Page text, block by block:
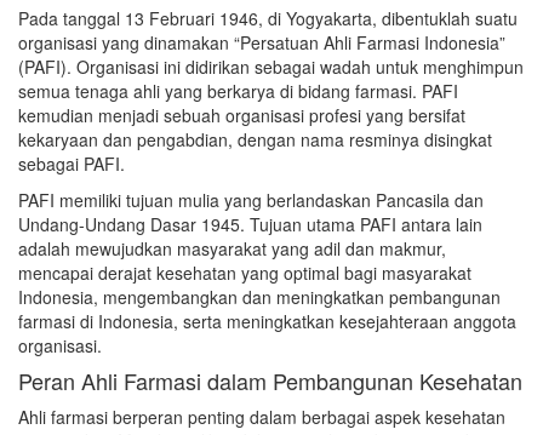
Pada tanggal 13 Februari 1946, di Yogyakarta, dibentuklah suatu
organisasi yang dinamakan “Persatuan Ahli Farmasi Indonesia”
(PAFI). Organisasi ini didirikan sebagai wadah untuk menghimpun
semua tenaga ahli yang berkarya di bidang farmasi. PAFI
kemudian menjadi sebuah organisasi profesi yang bersifat
kekaryaan dan pengabdian, dengan nama resminya disingkat
sebagai PAFI.
PAFI memiliki tujuan mulia yang berlandaskan Pancasila dan
Undang-Undang Dasar 1945. Tujuan utama PAFI antara lain
adalah mewujudkan masyarakat yang adil dan makmur,
mencapai derajat kesehatan yang optimal bagi masyarakat
Indonesia, mengembangkan dan meningkatkan pembangunan
farmasi di Indonesia, serta meningkatkan kesejahteraan anggota
organisasi.
Peran Ahli Farmasi dalam Pembangunan Kesehatan
Ahli farmasi berperan penting dalam berbagai aspek kesehatan